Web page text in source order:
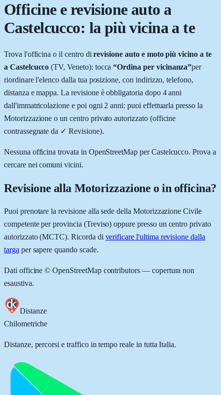
Officine e revisione auto a
Castelcucco: la più vicina a te
Trova l'officina o il centro di revisione auto e moto più vicino a te
a Castelcucco (TV,Veneto): tocca“Ordina per vicinanza”per
riordinare l'elenco dalla tua posizione, con indirizzo, telefono,
distanza e mappa. La revisione è obbligatoria dopo 4 anni
dall'immatricolazione e poi ogni 2 anni: puoi effettuarla presso la
Motorizzazione o un centro privato autorizzato (officine
contrassegnate da ✓ Revisione).
Nessuna officina trovata in OpenStreetMap perCastelcucco. Prova a
cercare nei comuni vicini.
Revisione alla Motorizzazione o in officina?
Puoi prenotare la revisione alla sede della Motorizzazione Civile
competente per provincia (Treviso) oppure presso un centro privato
autorizzato (MCTC). Ricorda di verificare l'ultima revisione dalla
targa per sapere quando scade.
Dati officine © OpenStreetMap contributors — copertura non
esaustiva.
Distanze
Chilometriche
Distanze, percorsi e traffico in tempo reale in tutta Italia.